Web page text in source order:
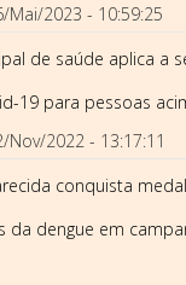
Mai/2023 - 10:59:25
de saúde aplica a
19 para pessoas
Nov/2022 - 13:17:11
conquista
dengue em